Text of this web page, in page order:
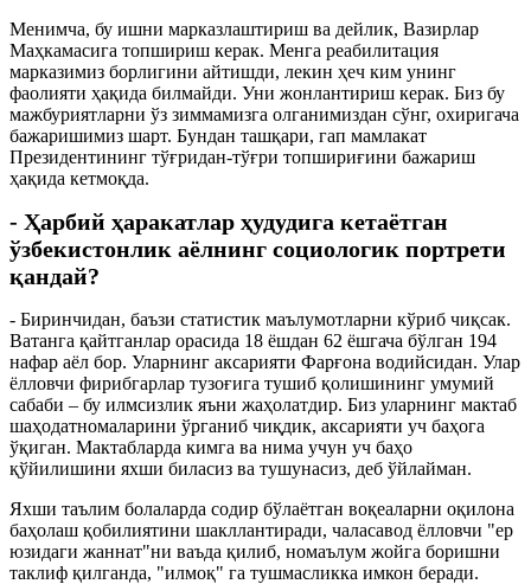
Менимча, бу ишни марказлаштириш ва дейлик, Вазирлар
Маҳкамасига топшириш керак. Менга реабилитация
марказимиз борлигини айтишди, лекин ҳеч ким унинг
фаолияти ҳақида билмайди. Уни жонлантириш керак. Биз бу
мажбуриятларни ўз зиммамизга олганимиздан сўнг, охиригача
бажаришимиз шарт. Бундан ташқари, гап мамлакат
Президентининг тўғридан-тўғри топшириғини бажариш
ҳақида кетмоқда.
- Ҳарбий ҳаракатлар ҳудудига кетаётган
ўзбекистонлик аёлнинг социологик портрети
қандай?
- Биринчидан, баъзи статистик маълумотларни кўриб чиқсак.
Ватанга қайтганлар орасида 18 ёшдан 62 ёшгача бўлган 194
нафар аёл бор. Уларнинг аксарияти Фарғона водийсидан. Улар
ёлловчи фирибгарлар тузоғига тушиб қолишининг умумий
сабаби – бу илмсизлик яъни жаҳолатдир. Биз уларнинг мактаб
шаҳодатномаларини ўрганиб чиқдик, аксарияти уч баҳога
ўқиган. Мактабларда кимга ва нима учун уч баҳо
қўйилишини яхши биласиз ва тушунасиз, деб ўйлайман.
Яхши таълим болаларда содир бўлаётган воқеаларни оқилона
баҳолаш қобилиятини шакллантиради, чаласавод ёлловчи "ер
юзидаги жаннат"ни ваъда қилиб, номаълум жойга боришни
таклиф қилганда, "илмоқ" га тушмасликка имкон беради.